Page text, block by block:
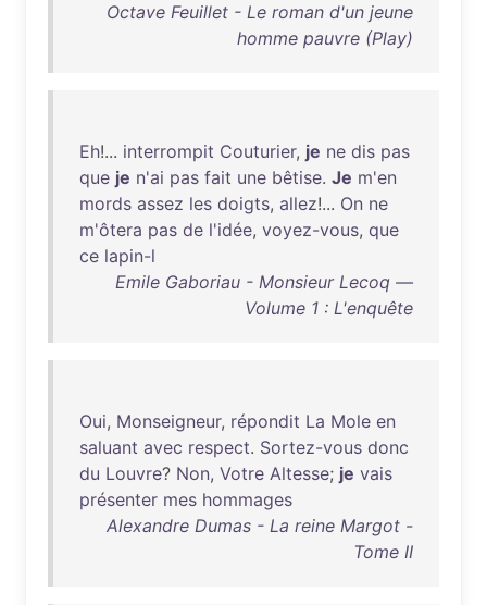
Octave Feuillet - Le roman d'un jeune
homme pauvre (Play)
Eh!... interrompit Couturier, je ne dis pas
que je n'ai pas fait une bêtise. Je m'en
mords assez les doigts, allez!... On ne
m'ôtera pas de l'idée, voyez-vous, que
ce lapin-l
Emile Gaboriau - Monsieur Lecoq —
Volume 1 : L'enquête
Oui, Monseigneur, répondit La Mole en
saluant avec respect. Sortez-vous donc
du Louvre? Non, Votre Altesse; je vais
présenter mes hommages
Alexandre Dumas - La reine Margot -
Tome II